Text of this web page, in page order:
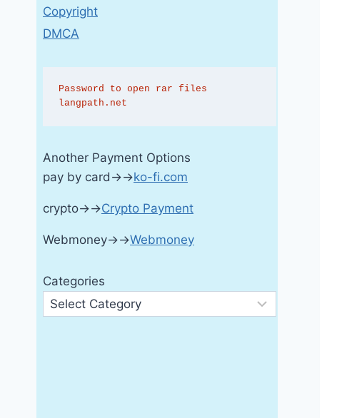
Copyright
DMCA
Password to open rar files
langpath.net
Another Payment Options
pay by card→→ko-fi.com
crypto→→Crypto Payment
Webmoney→→Webmoney
Categories